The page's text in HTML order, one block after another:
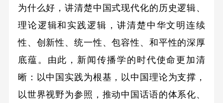
为什么好，讲清楚中国式现代化的历史逻辑、
理论逻辑和实践逻辑，讲清楚中华文明连续
性、创新性、统一性、包容性、和平性的深厚
底蕴。由此，新闻传播学的时代使命更加清
晰：以中国实践为根基，以中国理论为支撑，
以世界视野为参照，推动中国话语的体系化、